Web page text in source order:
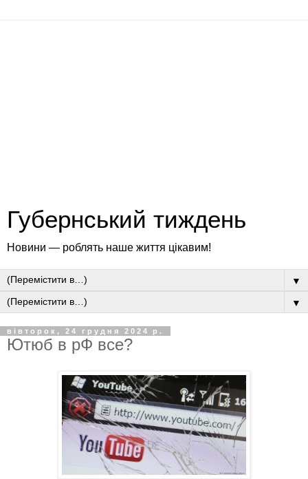
Губернський тиждень
Новини — роблять наше життя цікавим!
▼
▼
вівторок, 24 грудня 2024 р.
Ютюб в рФ все?